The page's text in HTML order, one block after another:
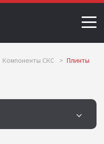
Компоненты СКС > Плинты